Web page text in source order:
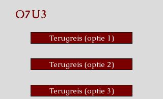
O7U3
Terugreis (optie 1)
Terugreis (optie 2)
Terugreis (optie 3)